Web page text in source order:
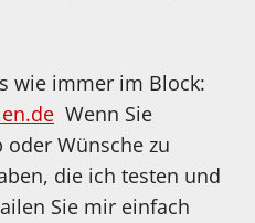
wie immer im Block:
Wenn Sie
oder Wünsche zu
die ich testen und
Sie mir einfach